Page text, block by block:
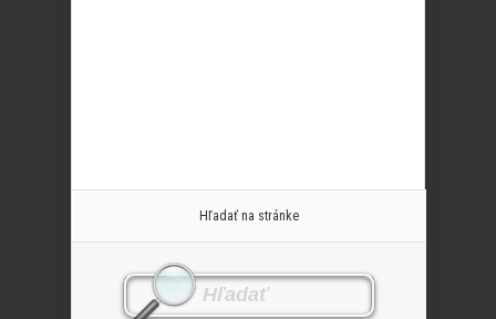
Hľadať na stránke